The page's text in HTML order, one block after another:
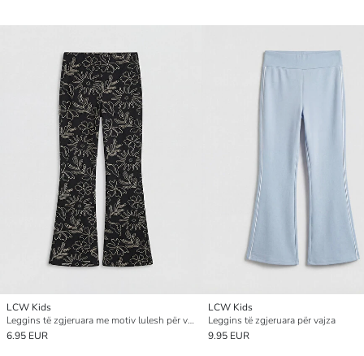
LCW Kids
Leggins të zgjeruara me motiv lulesh për vajza
6.95 EUR
LCW Kids
Leggins të zgjeruara për vajza
9.95 EUR